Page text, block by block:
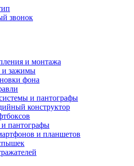
звонок
и монтажа
и зажимы
фона
и пантографы
конструктор
пантографы
и планшетов